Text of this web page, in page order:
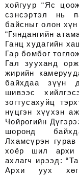
хойгуур “Яс
сэнсэртэл нь
байсныг олон
“Гяндангийн
Ганц худагийн
Гар бөмбөг
Гал зууханд
жирийн
байхдаа зүүн
шивээс
зогтусахуйц
нүцгэн хүүхэн
Чойрогийн
шоронд
Лхамсүрэн
хоёр шил архи
ахлагч ирээд:
Архи уух